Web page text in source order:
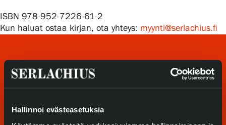
Hallinnoi evästeasetuksia
ISBN 978-952-7226-61-2
Kun haluat ostaa kirjan, ota yhteys: myynti@serlachius.fi